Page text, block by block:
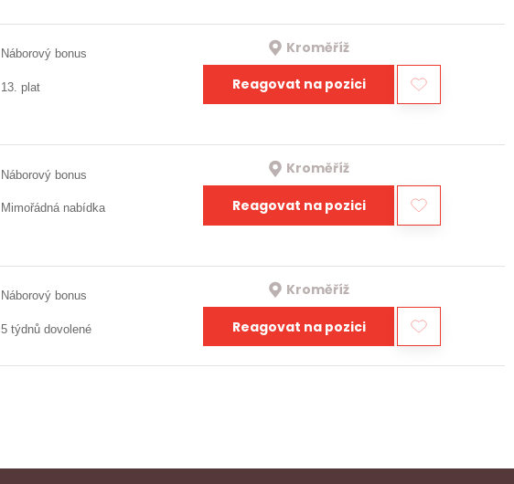
Náborový bonus
13. plat
Kroměříž
Reagovat na pozici
Náborový bonus
Mimořádná nabídka
Kroměříž
Reagovat na pozici
Náborový bonus
5 týdnů dovolené
Kroměříž
Reagovat na pozici